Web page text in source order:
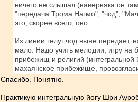
ничего не слышал (наверняка он
"передача Трома Нагмо", "чод",
это, скорее всего, оно.
Из линии гелуг чод ныне
мало. Надо учить мелодии, игру на
прибежищ и религий (интегральной
махаянское прибежище,
Спасибо. Понятно.
Практикую интегральную йогу Шри